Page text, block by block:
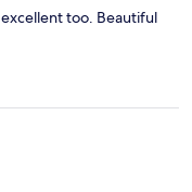
too. Beautiful